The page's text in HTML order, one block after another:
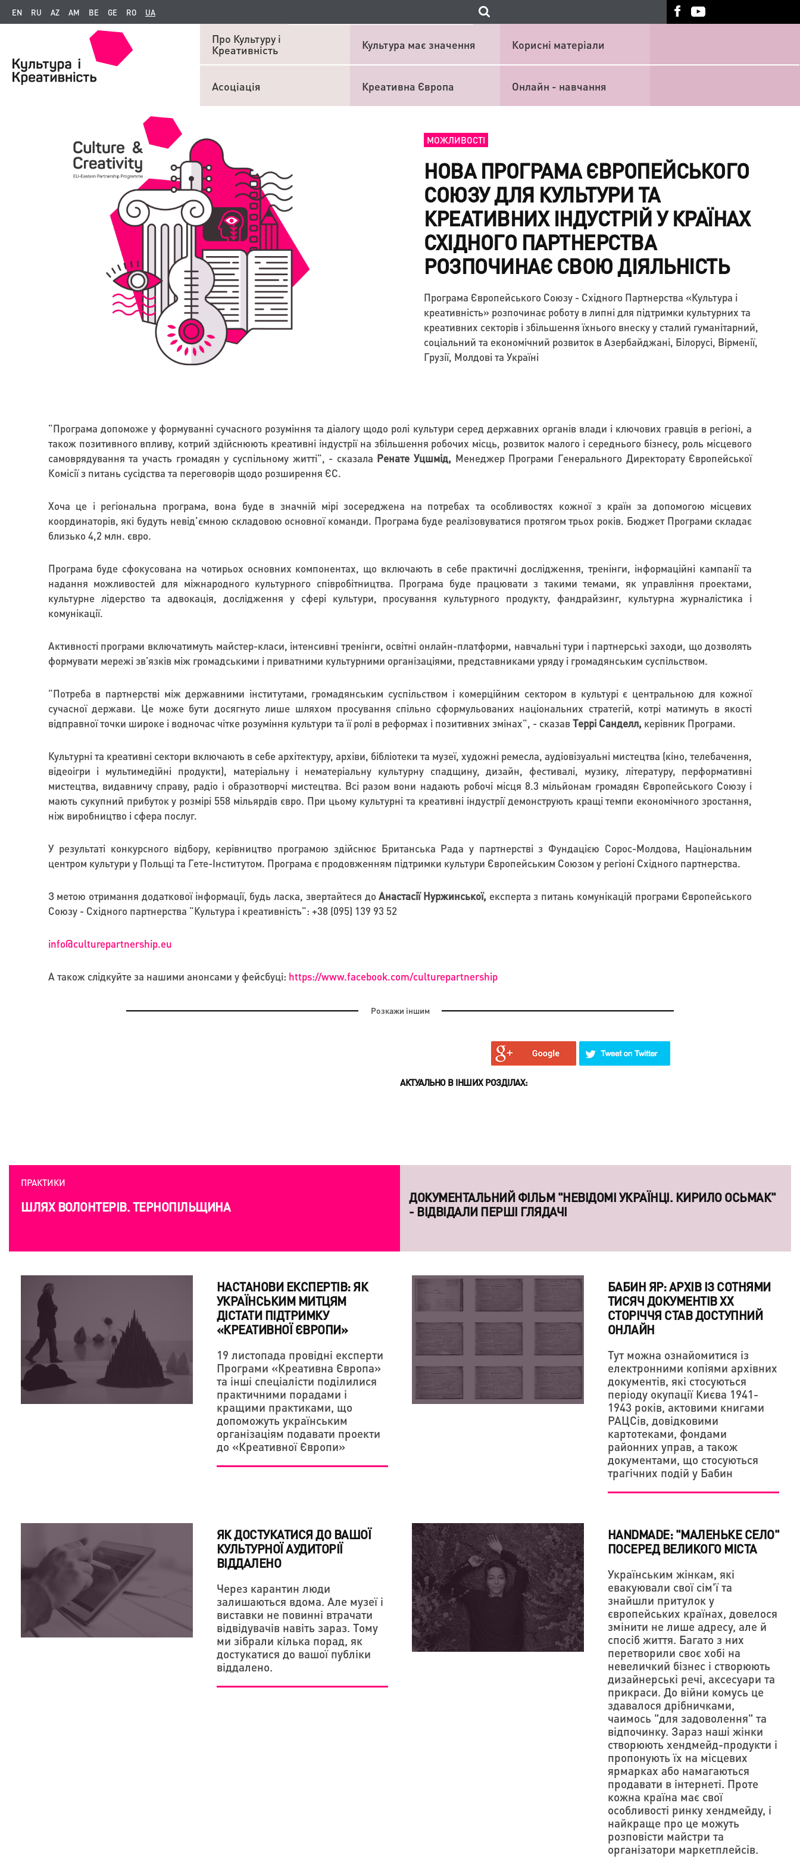
EN RU AZ AM BE GE RO UA
Про Культуру і
Креативність
Культура має значення Корисні матеріали
Асоціація Креативна Європа Онлайн - навчання
МОЖЛИВОСТІ
НОВА ПРОГРАМА ЄВРОПЕЙСЬКОГО
СОЮЗУ ДЛЯ КУЛЬТУРИ ТА
КРЕАТИВНИХ ІНДУСТРІЙ У КРАЇНАХ
СХІДНОГО ПАРТНЕРСТВА
РОЗПОЧИНАЄ СВОЮ ДІЯЛЬНІСТЬ
Програма Європейського Союзу - Східного Партнерства «Культура і
креативність» розпочинає роботу в липні для підтримки культурних та
креативних секторів і збільшення їхнього внеску у сталий гуманітарний,
соціальний та економічний розвиток в Азербайджані, Білорусі, Вірменії,
Грузії, Молдові та Україні
"Програма допоможе у формуванні сучасного розуміння та діалогу щодо ролі культури серед державних органів влади і ключових гравців в регіоні, а
також позитивного впливу, котрий здійснюють креативні індустрії на збільшення робочих місць, розвиток малого і середнього бізнесу, роль місцевого
самоврядування та участь громадян у суспільному житті", - сказала Ренате Уцшмід, Менеджер Програми Генерального Директорату Європейської
Комісії з питань сусідства та переговорів щодо розширення ЄС.
Хоча це і регіональна програма, вона буде в значній мірі зосереджена на потребах та особливостях кожної з країн за допомогою місцевих
координаторів, які будуть невід’ємною складовою основної команди. Програма буде реалізовуватися протягом трьох років. Бюджет Програми складає
близько 4,2 млн. євро.
Програма буде сфокусована на чотирьох основних компонентах, що включають в себе практичні дослідження, тренінги, інформаційні кампанії та
надання можливостей для міжнародного культурного співробітництва. Програма буде працювати з такими темами, як управління проектами,
культурне лідерство та адвокація, дослідження у сфері культури, просування культурного продукту, фандрайзинг, культурна журналістика і
комунікації.
Активності програми включатимуть майстер-класи, інтенсивні тренінги, освітні онлайн-платформи, навчальні тури і партнерські заходи, що дозволять
формувати мережі зв'язків між громадськими і приватними культурними організаціями, представниками уряду і громадянським суспільством.
"Потреба в партнерстві між державними інститутами, громадянським суспільством і комерційним сектором в культурі є центральною для кожної
сучасної держави. Це може бути досягнуто лише шляхом просування спільно сформульованих національних стратегій, котрі матимуть в якості
відправної точки широке і водночас чітке розуміння культури та її ролі в реформах і позитивних змінах", - сказавТеррі Санделл, керівник Програми.
Культурні та креативні сектори включають в себе архітектуру, архіви, бібліотеки та музеї, художні ремесла, аудіовізуальні мистецтва (кіно, телебачення,
відеоігри і мультимедійні продукти), матеріальну і нематеріальну культурну спадщину, дизайн, фестивалі, музику, літературу, перформативні
мистецтва, видавничу справу, радіо і образотворчі мистецтва. Всі разом вони надають робочі місця 8.3 мільйонам громадян Європейського Союзу і
мають сукупний прибуток у розмірі 558 мільярдів євро. При цьому культурні та креативні індустрії демонструють кращі темпи економічного зростання,
ніж виробництво і сфера послуг.
У результаті конкурсного відбору, керівництво програмою здійснює Британська Рада у партнерстві з Фундацією Сорос-Молдова, Національним
центром культури у Польщі та Гете-Інститутом. Програма є продовженням підтримки культури Європейським Союзом у регіоні Східного партнерства.
З метою отримання додаткової інформації, будь ласка, звертайтеся доАнастасії Нуржинської, експерта з питань комунікацій програми Європейського
Союзу - Східного партнерства "Культура і креативність": +38 (095) 139 93 52
info@culturepartnership.eu
А також слідкуйте за нашими анонсами у фейсбуці: https://www.facebook.com/culturepartnership
Розкажи іншим
АКТУАЛЬНО В ІНШИХ РОЗДІЛАХ:
ПРАКТИКИ
ШЛЯХ ВОЛОНТЕРІВ. ТЕРНОПІЛЬЩИНА
ПРАКТИКИ
УКРАЇНСЬКА ПРЕМ'ЄРА ФІЛЬМУ "ДІТИ У ВОГНІ" ВРАЗИЛА
ДОКУМЕНТАЛЬНИЙ ФІЛЬМ "НЕВІДОМІ УКРАЇНЦІ. КИРИЛО ОСЬМАК"
- ВІДВІДАЛИ ПЕРШІ ГЛЯДАЧІ
ПРАКТИКИ
КАТАЛОГ ВІЗАНТІЙСЬКИХ ТА ДАВНЬОРУСЬКИХ ПЕЧАТОК
НАСТАНОВИ ЕКСПЕРТІВ: ЯК
УКРАЇНСЬКИМ МИТЦЯМ
ДІСТАТИ ПІДТРИМКУ
«КРЕАТИВНОЇ ЄВРОПИ»
19 листопада провідні експерти
Програми «Креативна Європа»
та інші спеціалісти поділилися
практичними порадами і
кращими практиками, що
допоможуть українським
організаціям подавати проекти
до «Креативної Європи»
БАБИН ЯР: АРХІВ ІЗ СОТНЯМИ
ТИСЯЧ ДОКУМЕНТІВ ХХ
СТОРІЧЧЯ СТАВ ДОСТУПНИЙ
ОНЛАЙН
Тут можна ознайомитися із
електронними копіями архівних
документів, які стосуються
періоду окупації Києва 1941-
1943 років, актовими книгами
РАЦСів, довідковими
картотеками, фондами
районних управ, а також
документами, що стосуються
трагічних подій у Бабин
ЯК ДОСТУКАТИСЯ ДО ВАШОЇ
КУЛЬТУРНОЇ АУДИТОРІЇ
ВІДДАЛЕНО
Через карантин люди
залишаються вдома. Але музеї і
виставки не повинні втрачати
відвідувачів навіть зараз. Тому
ми зібрали кілька порад, як
достукатися до вашої публіки
віддалено.
HANDMADE: "МАЛЕНЬКЕ СЕЛО"
ПОСЕРЕД ВЕЛИКОГО МІСТА
Українським жінкам, які
евакуювали свої сім'ї та
знайшли притулок у
європейських країнах, довелося
змінити не лише адресу, але й
спосіб життя. Багато з них
перетворили своє хобі на
невеличкий бізнес і створюють
дизайнерські речі, аксесуари та
прикраси. До війни комусь це
здавалося дрібничками,
чaимось "для задоволення" та
відпочинку. Зараз наші жінки
створюють хендмейд-продукти і
пропонують їх на місцевих
ярмарках або намагаються
продавати в інтернеті. Проте
кожна країна має свої
особливості ринку хендмейду, і
найкраще про це можуть
розповісти майстри та
організатори маркетплейсів.